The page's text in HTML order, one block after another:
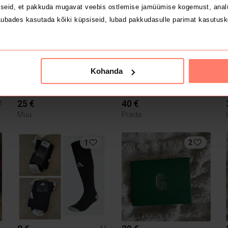
et pakkuda mugavat veebis ostlemise jamüümise kogemust,
kasutada kõiki küpsiseid, lubad pakkudasulle parimat
Kohanda
2
25 €
Muu
1
40 €
Prada
1 2